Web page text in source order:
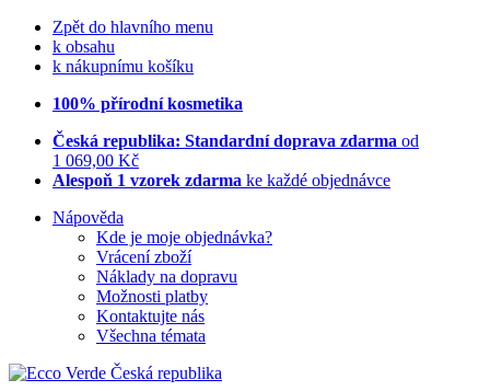
Zpět do hlavního menu
k obsahu
k nákupnímu košíku
100% přírodní kosmetika
Česká republika: Standardní doprava zdarma od
1 069,00 Kč
Alespoň 1 vzorek zdarma ke každé objednávce
Nápověda
Kde je moje objednávka?
Vrácení zboží
Náklady na dopravu
Možnosti platby
Kontaktujte nás
Všechna témata